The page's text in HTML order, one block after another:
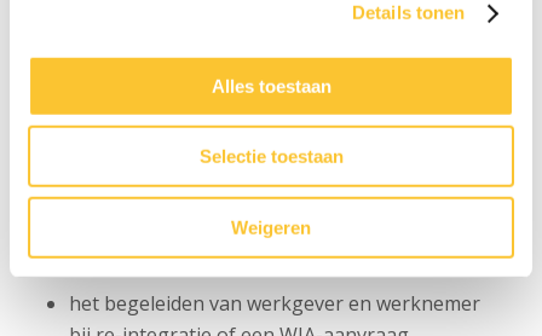
Details tonen
Alles toestaan
Selectie toestaan
Weigeren
houden overzicht en zorgen ervoor dat de juiste
stappen op het juiste moment worden gezet.
uit:
correspondentie met de betrokken bedrijfsarts
het vertalen van rapportages naar de praktijk
het tijdig inschakelen van externe deskundigen
het begeleiden van werkgever en werknemer